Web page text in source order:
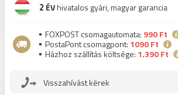
2 ÉVhivatalos gyári, magyar garancia
FOXPOST csomagautomata: 990 Ft
PostaPont csomagpont: 1090 Ft
Házhoz szállítás költsége: 1.390 Ft
Visszahívást kérek